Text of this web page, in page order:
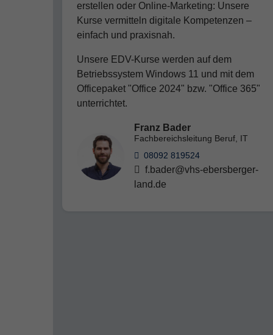
erstellen oder Online-Marketing: Unsere
Kurse vermitteln digitale Kompetenzen –
einfach und praxisnah.
Unsere EDV-Kurse werden auf dem
Betriebssystem Windows 11 und mit dem
Officepaket "Office 2024" bzw. "Office 365"
unterrichtet.
Franz Bader
Fachbereichsleitung Beruf, IT
08092 819524
f.bader@vhs-ebersberger-
land.de